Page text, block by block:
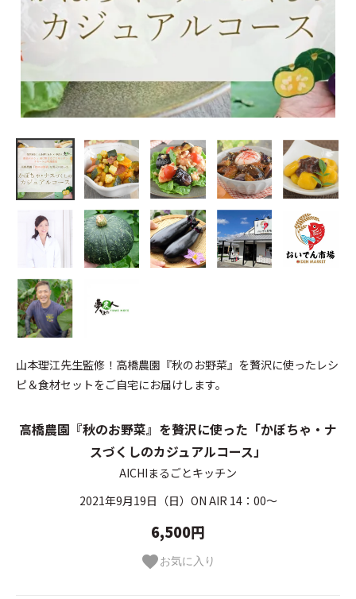
山本理江先生監修！高橋農園『秋のお野菜』を贅沢に使ったレシ
ピ＆食材セットをご自宅にお届けします。
高橋農園『秋のお野菜』を贅沢に使った「かぼちゃ・ナ
スづくしのカジュアルコース」
AICHIまるごとキッチン
2021年9月19日（日）ON AIR 14：00～
6,500円
favoriteお気に入り